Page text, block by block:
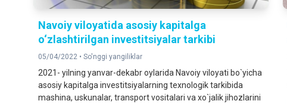
Navoiy viloyatida asosiy kapitalga
o‘zlashtirilgan investitsiyalar tarkibi
05/04/2022 • So'nggi yangiliklar
2021- yilning yanvar-dekabr oylarida Navoiy viloyati bo`yicha
asosiy kapitalga investitsiyalarning texnologik tarkibida
mashina, uskunalar, transport vositalari va xo`jalik jihozlarini